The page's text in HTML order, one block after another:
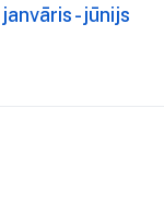
- jūnijs